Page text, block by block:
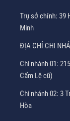
Trụ sở chính: 39
Minh
ĐỊA CHỈ CHI
Chi nhánh 01:
Cẩm Lệ cũ)
Chi nhánh 02: 3
Hòa